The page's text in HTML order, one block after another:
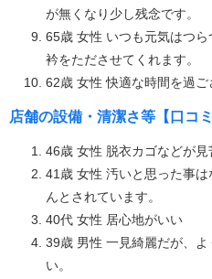
が無くなり少し残念です。
65歳 女性 いつも元気はつ
衿をたださせてくれます。
62歳 女性 快適な時間を過ご
店舗の設備・清潔さ等【口コミ
46歳 女性 脱衣カゴなどが見
41歳 女性 汚いと思った事
んとされています。
40代 女性 居心地がいい
39歳 男性 一見綺麗だが、
い。